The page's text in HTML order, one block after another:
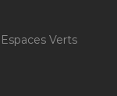
Verts